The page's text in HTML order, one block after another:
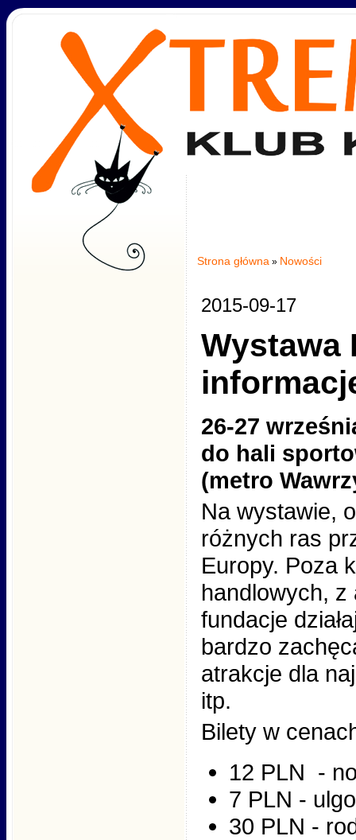
Strona główna » Nowości
2015-09-17
Wystawa
26-27
do hali
(metro
Na wystawie,
różnych ras
Europy. Poza
handlowych, z
fundacje
bardzo
atrakcje dla
itp.
Bilety w
12 PLN -
7 PLN -
30 PLN -